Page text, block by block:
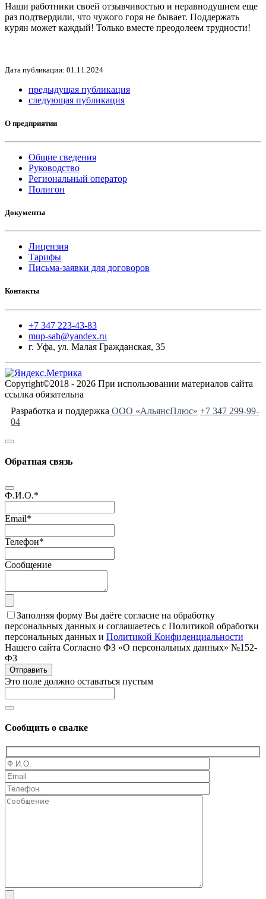
Наши работники своей отзывчивостью и неравнодушием еще
раз подтвердили, что чужого горя не бывает. Поддержать
курян может каждый! Только вместе преодолеем трудности!
Дата публикации: 01.11.2024
предыдущая публикация
следующая публикация
О предприятии
Общие сведения
Руководство
Региональный оператор
Полигон
Документы
Лицензия
Тарифы
Письма-заявки для договоров
Контакты
+7 347 223-43-83
mup-sah@yandex.ru
г. Уфа, ул. Малая Гражданская, 35
Copyright©2018 - 2026 При использовании материалов сайта
ссылка обязательна
Разработка и поддержка ООО «АльянсПлюс» +7 347 299-99-
04
Обратная связь
Ф.И.О.*
Email*
Телефон*
Сообщение
Заполняя форму Вы даёте согласие на обработку
персональных данных и соглашаетесь с Политикой обработки
персональных данных и Политикой Конфиденциальности
Нашего сайта Согласно ФЗ «О персональных данных» №152-
ФЗ
Отправить
Это поле должно оставаться пустым
Сообщить о свалке